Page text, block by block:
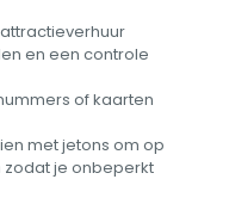
en een controle
of kaarten
met jetons om op
je onbeperkt